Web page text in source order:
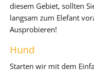
diesem Gebiet, sollten
langsam zum Elefant
Ausprobieren!
Hund
Starten wir mit dem